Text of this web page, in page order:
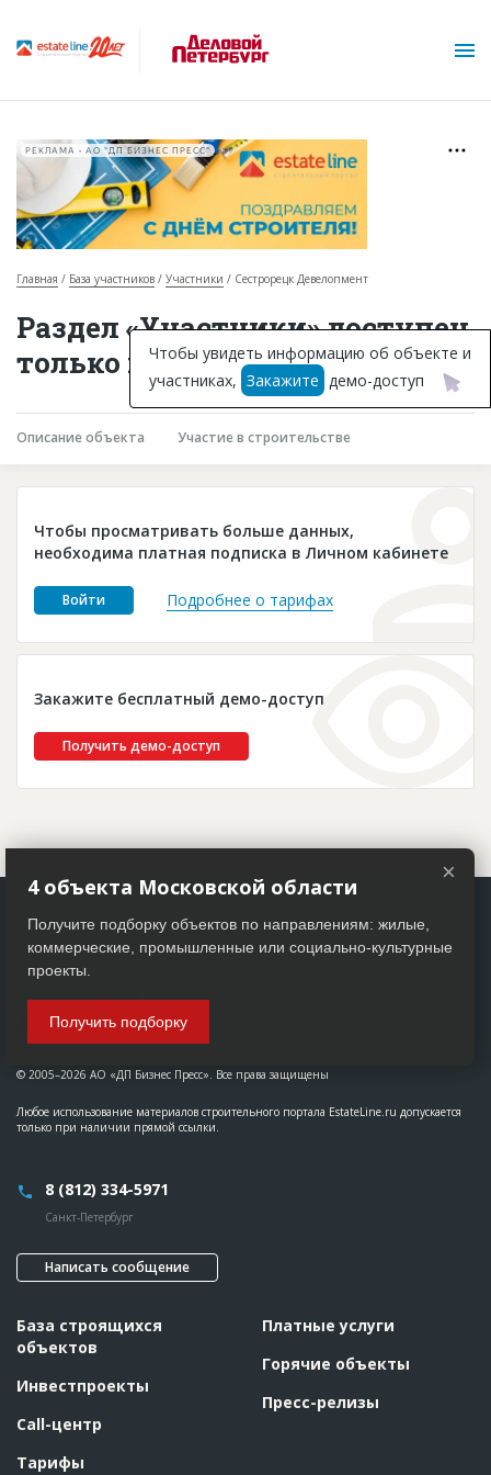
Горячие объекты
База строящихся объектов
Инвестпроекты
Глоссарий
Платные услуги
Пресс-релизы
РЕКЛАМА • АО "ДП БИЗНЕС ПРЕСС"
Главная База участников Участники Сестрорецк Девелопмент
Раздел «Участники» доступен
только подписчикам
Описание объекта Участие в строительстве
Чтобы просматривать больше данных,
необходима платная подписка в Личном кабинете
Войти Подробнее о тарифах
Закажите бесплатный демо-доступ
Получить демо-доступ
Чтобы увидеть информацию об объекте и
участниках, Закажите демо-доступ
© 2005–2026 АО «ДП Бизнес Пресс». Все права защищены
Любое использование материалов строительного портала EstateLine.ru допускается
только при наличии прямой ссылки.
8 (812) 334-5971
Санкт-Петербург
Написать сообщение
База строящихся
объектов
Инвестпроекты
Call-центр
Тарифы
Платные услуги
Горячие объекты
Пресс-релизы
×
4 объекта Московской области
Получите подборку объектов по направлениям: жилые,
коммерческие, промышленные или социально-культурные
проекты.
Получить подборку